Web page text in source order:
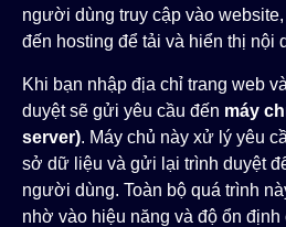
người dùng truy cập vào
đến hosting để tải và hiển thị nội
Khi bạn nhập địa chỉ trang web
duyệt sẽ gửi yêu cầu đến máy
server). Máy chủ này xử lý yêu
sở dữ liệu và gửi lại trình duyệt
người dùng. Toàn bộ quá trình
nhờ vào hiệu năng và độ ổn định